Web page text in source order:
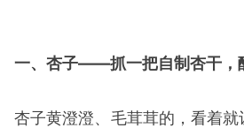
一、杏子——抓一把自制杏干，
杏子黄澄澄、毛茸茸的，看着